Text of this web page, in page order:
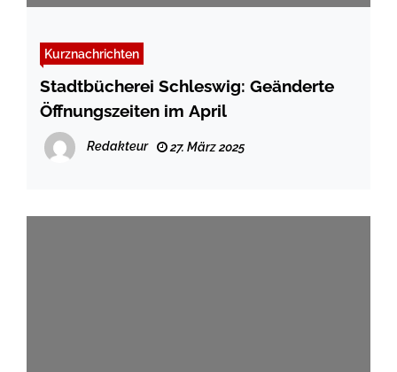
Kurznachrichten
Stadtbücherei Schleswig: Geänderte
Öffnungszeiten im April
Redakteur 27. März 2025